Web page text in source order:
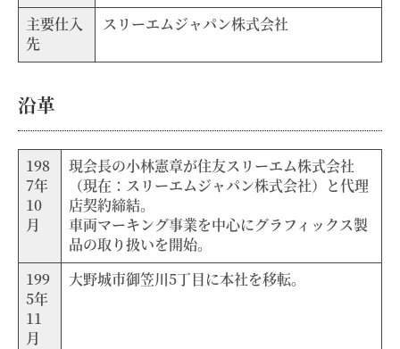
主要仕入
先
スリーエムジャパン株式会社
沿革
198
7年
10
月
現会長の小林憲章が住友スリーエム株式会社
（現在：スリーエムジャパン株式会社）と代理
店契約締結。
車両マーキング事業を中心にグラフィックス製
品の取り扱いを開始。
199
5年
11
月
大野城市御笠川5丁目に本社を移転。